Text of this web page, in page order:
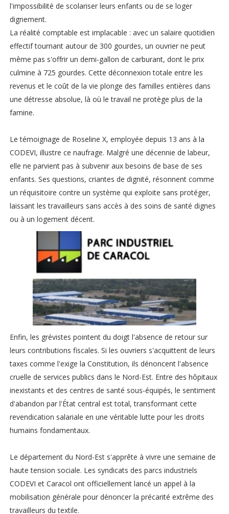
l'impossibilité de scolariser leurs enfants ou de se loger
dignement.
La réalité comptable est implacable : avec un salaire quotidien
effectif tournant autour de 300 gourdes, un ouvrier ne peut
même pas s'offrir un demi-gallon de carburant, dont le prix
culmine à 725 gourdes. Cette déconnexion totale entre les
revenus et le coût de la vie plonge des familles entières dans
une détresse absolue, là où le travail ne protège plus de la
famine.
Le témoignage de Roseline X, employée depuis 13 ans à la
CODEVI, illustre ce naufrage. Malgré une décennie de labeur,
elle ne parvient pas à subvenir aux besoins de base de ses
enfants. Ses questions, criantes de dignité, résonnent comme
un réquisitoire contre un système qui exploite sans protéger,
laissant les travailleurs sans accès à des soins de santé dignes
ou à un logement décent.
Enfin, les grévistes pointent du doigt l'absence de retour sur
leurs contributions fiscales. Si les ouvriers s'acquittent de leurs
taxes comme l'exige la Constitution, ils dénoncent l'absence
cruelle de services publics dans le Nord-Est. Entre des hôpitaux
inexistants et des centres de santé sous-équipés, le sentiment
d'abandon par l'État central est total, transformant cette
revendication salariale en une véritable lutte pour les droits
humains fondamentaux.
Le département du Nord-Est s'apprête à vivre une semaine de
haute tension sociale. Les syndicats des parcs industriels
CODEVI et Caracol ont officiellement lancé un appel à la
mobilisation générale pour dénoncer la précarité extrême des
travailleurs du textile.